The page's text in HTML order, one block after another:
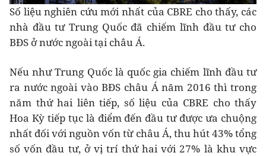
Số liệu nghiên cứu mới nhất của CBRE cho thấy, các
nhà đầu tư Trung Quốc đã chiếm lĩnh đầu tư cho
BĐS ở nước ngoài tại châu Á.
Nếu như Trung Quốc là quốc gia chiếm lĩnh đầu tư
ra nước ngoài vào BĐS châu Á năm 2016 thì trong
năm thứ hai liên tiếp, số liệu của CBRE cho thấy
Hoa Kỳ tiếp tục là điểm đến đầu tư được ưa chuộng
nhất đối với nguồn vốn từ châu Á, thu hút 43% tổng
số vốn đầu tư, ở vị trí thứ hai với 27% là khu vực